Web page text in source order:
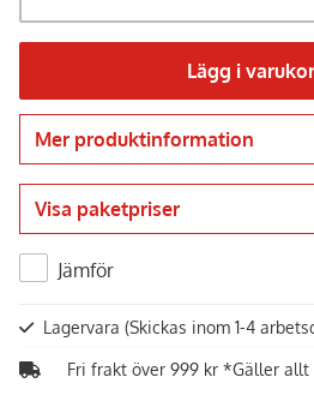
Lägg i
Gå till
Mer produktinformation
Visa paketpriser
Jämför
Lagervara (Skickas inom 1-4
Fri frakt över 999 kr *Gäller